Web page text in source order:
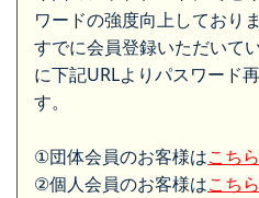
ワードの強度向上しておりま
すでに会員登録いただいて
に下記URLよりパスワード
す。
①団体会員のお客様はこちら
②個人会員のお客様はこちら